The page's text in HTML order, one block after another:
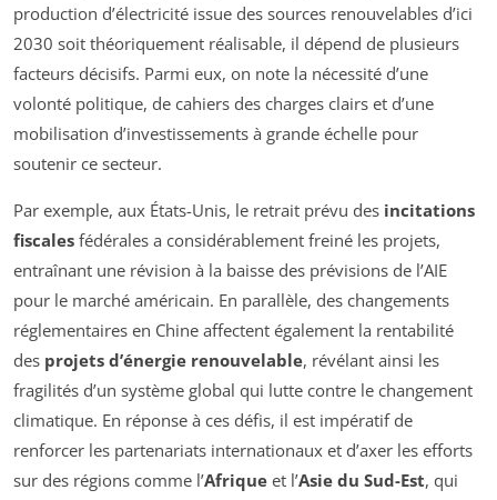
production d’électricité issue des sources renouvelables d’ici
2030 soit théoriquement réalisable, il dépend de plusieurs
facteurs décisifs. Parmi eux, on note la nécessité d’une
volonté politique, de cahiers des charges clairs et d’une
mobilisation d’investissements à grande échelle pour
soutenir ce secteur.
Par exemple, aux États-Unis, le retrait prévu des incitations
fiscales fédérales a considérablement freiné les projets,
entraînant une révision à la baisse des prévisions de l’AIE
pour le marché américain. En parallèle, des changements
réglementaires en Chine affectent également la rentabilité
des projets d’énergie renouvelable, révélant ainsi les
fragilités d’un système global qui lutte contre le changement
climatique. En réponse à ces défis, il est impératif de
renforcer les partenariats internationaux et d’axer les efforts
sur des régions comme l’Afrique et l’Asie du Sud-Est, qui